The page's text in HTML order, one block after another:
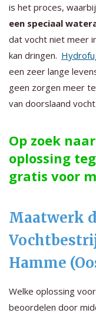
is het proces,
een speciaal
dat vocht niet meer
kan dringen.
een zeer lange
geen zorgen meer
van doorslaand vocht.
Op zoek
oplossing
gratis voor
Maatwerk
Hamme
Welke oplossing
beoordelen door